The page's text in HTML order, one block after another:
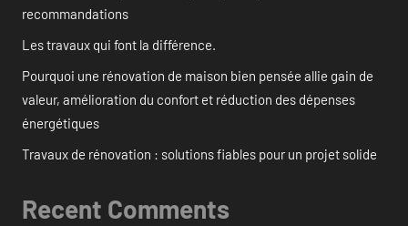
recommandations
Les travaux qui font la différence.
Pourquoi une rénovation de maison bien pensée allie gain de
valeur, amélioration du confort et réduction des dépenses
énergétiques
Travaux de rénovation : solutions fiables pour un projet solide
Recent Comments